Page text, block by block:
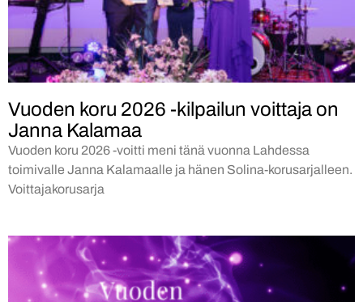
Vuoden koru 2026 -kilpailun voittaja on
Janna Kalamaa
Vuoden koru 2026 -voitti meni tänä vuonna Lahdessa
toimivalle Janna Kalamaalle ja hänen Solina-korusarjalleen.
Voittajakorusarja